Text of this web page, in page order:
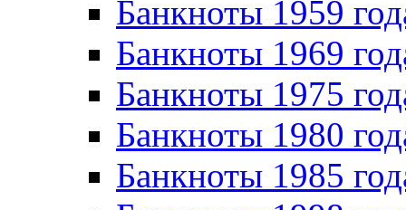
Банкноты 1959
Банкноты 1969
Банкноты 1975
Банкноты 1980
Банкноты 1985